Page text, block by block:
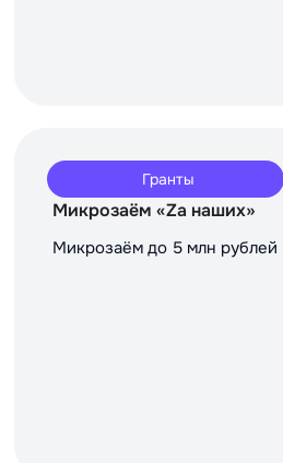
Гранты
Микрозаём «Za наших»
Микрозаём до 5 млн рублей